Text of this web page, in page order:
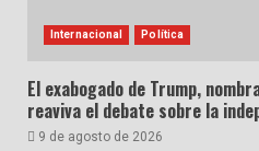
Internacional Política
El exabogado de Trump,
reaviva el debate sobre la
9 de agosto de 2026